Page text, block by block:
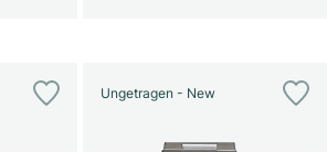
Ungetragen - New